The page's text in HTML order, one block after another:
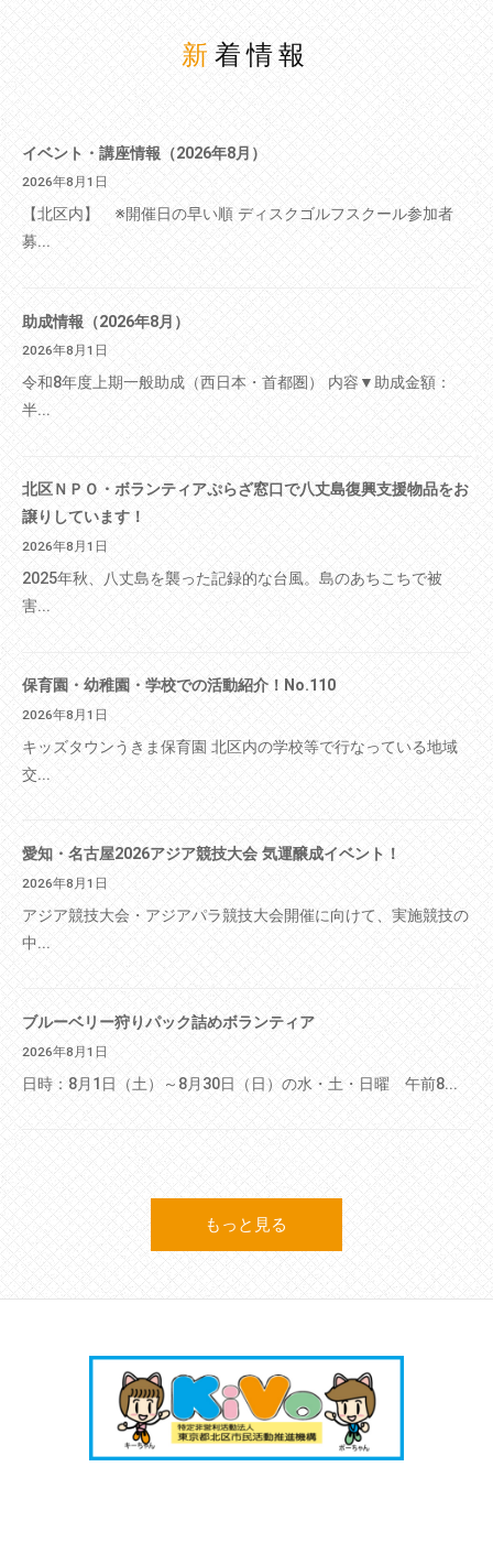
新着情報
イベント・講座情報（2026年8月）
2026年8月1日
【北区内】 ※開催日の早い順 ディスクゴルフスクール参加者
募...
助成情報（2026年8月）
2026年8月1日
令和8年度上期一般助成（西日本・首都圏） 内容▼助成金額：
半...
北区ＮＰＯ・ボランティアぷらざ窓口で八丈島復興支援物品をお
譲りしています！
2026年8月1日
2025年秋、八丈島を襲った記録的な台風。島のあちこちで被
害...
保育園・幼稚園・学校での活動紹介！No.110
2026年8月1日
キッズタウンうきま保育園 北区内の学校等で行なっている地域
交...
愛知・名古屋2026アジア競技大会 気運醸成イベント！
2026年8月1日
アジア競技大会・アジアパラ競技大会開催に向けて、実施競技の
中...
ブルーベリー狩りパック詰めボランティア
2026年8月1日
日時：8月1日（土）～8月30日（日）の水・土・日曜 午前8...
もっと見る